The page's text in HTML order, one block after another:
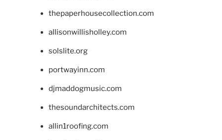
thepaperhousecollection.com
allisonwillisholley.com
solslite.org
portwayinn.com
djmaddogmusic.com
thesoundarchitects.com
allin1roofing.com